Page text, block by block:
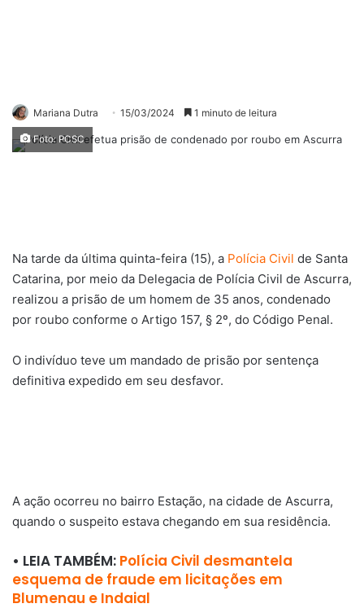
Mariana Dutra 15/03/2024 1 minuto de leitura
Foto: PCSC
Na tarde da última quinta-feira (15), a Polícia Civil de Santa
Catarina, por meio da Delegacia de Polícia Civil de Ascurra,
realizou a prisão de um homem de 35 anos, condenado
por roubo conforme o Artigo 157, § 2º, do Código Penal.
O indivíduo teve um mandado de prisão por sentença
definitiva expedido em seu desfavor.
A ação ocorreu no bairro Estação, na cidade de Ascurra,
quando o suspeito estava chegando em sua residência.
• LEIA TAMBÉM: Polícia Civil desmantela
esquema de fraude em licitações em
Blumenau e Indaial